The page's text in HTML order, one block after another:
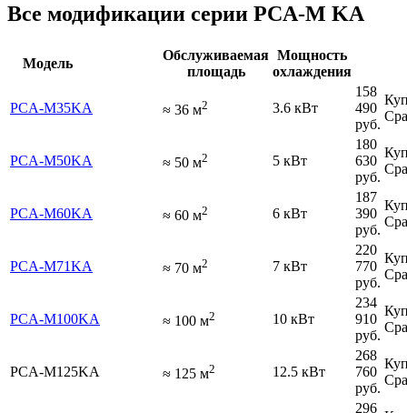
Все модификации серии PCA-M KA
Модель
Обслуживаемая
площадь
Мощность
охлаждения
PCA-M35KA ≈ 36 м2 3.6 кВт
158
490
руб.
PCA-M50KA ≈ 50 м2 5 кВт
180
630
руб.
PCA-M60KA ≈ 60 м2 6 кВт
187
390
руб.
PCA-M71KA ≈ 70 м2 7 кВт
220
770
руб.
PCA-M100KA ≈ 100 м2 10 кВт
234
910
руб.
PCA-M125KA ≈ 125 м2 12.5 кВт
268
760
руб.
296